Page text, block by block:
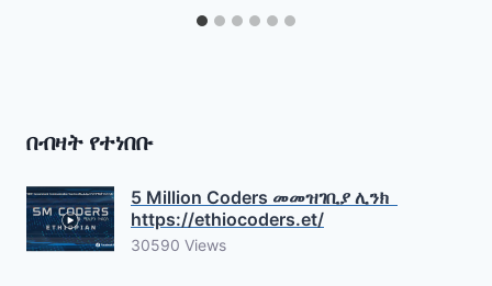
በብዛት የተነበቡ
5 Million Coders መመዝገቢያ ሊንክ
https://ethiocoders.et/
30590 Views